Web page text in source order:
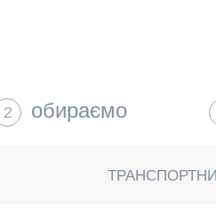
обираємо
2